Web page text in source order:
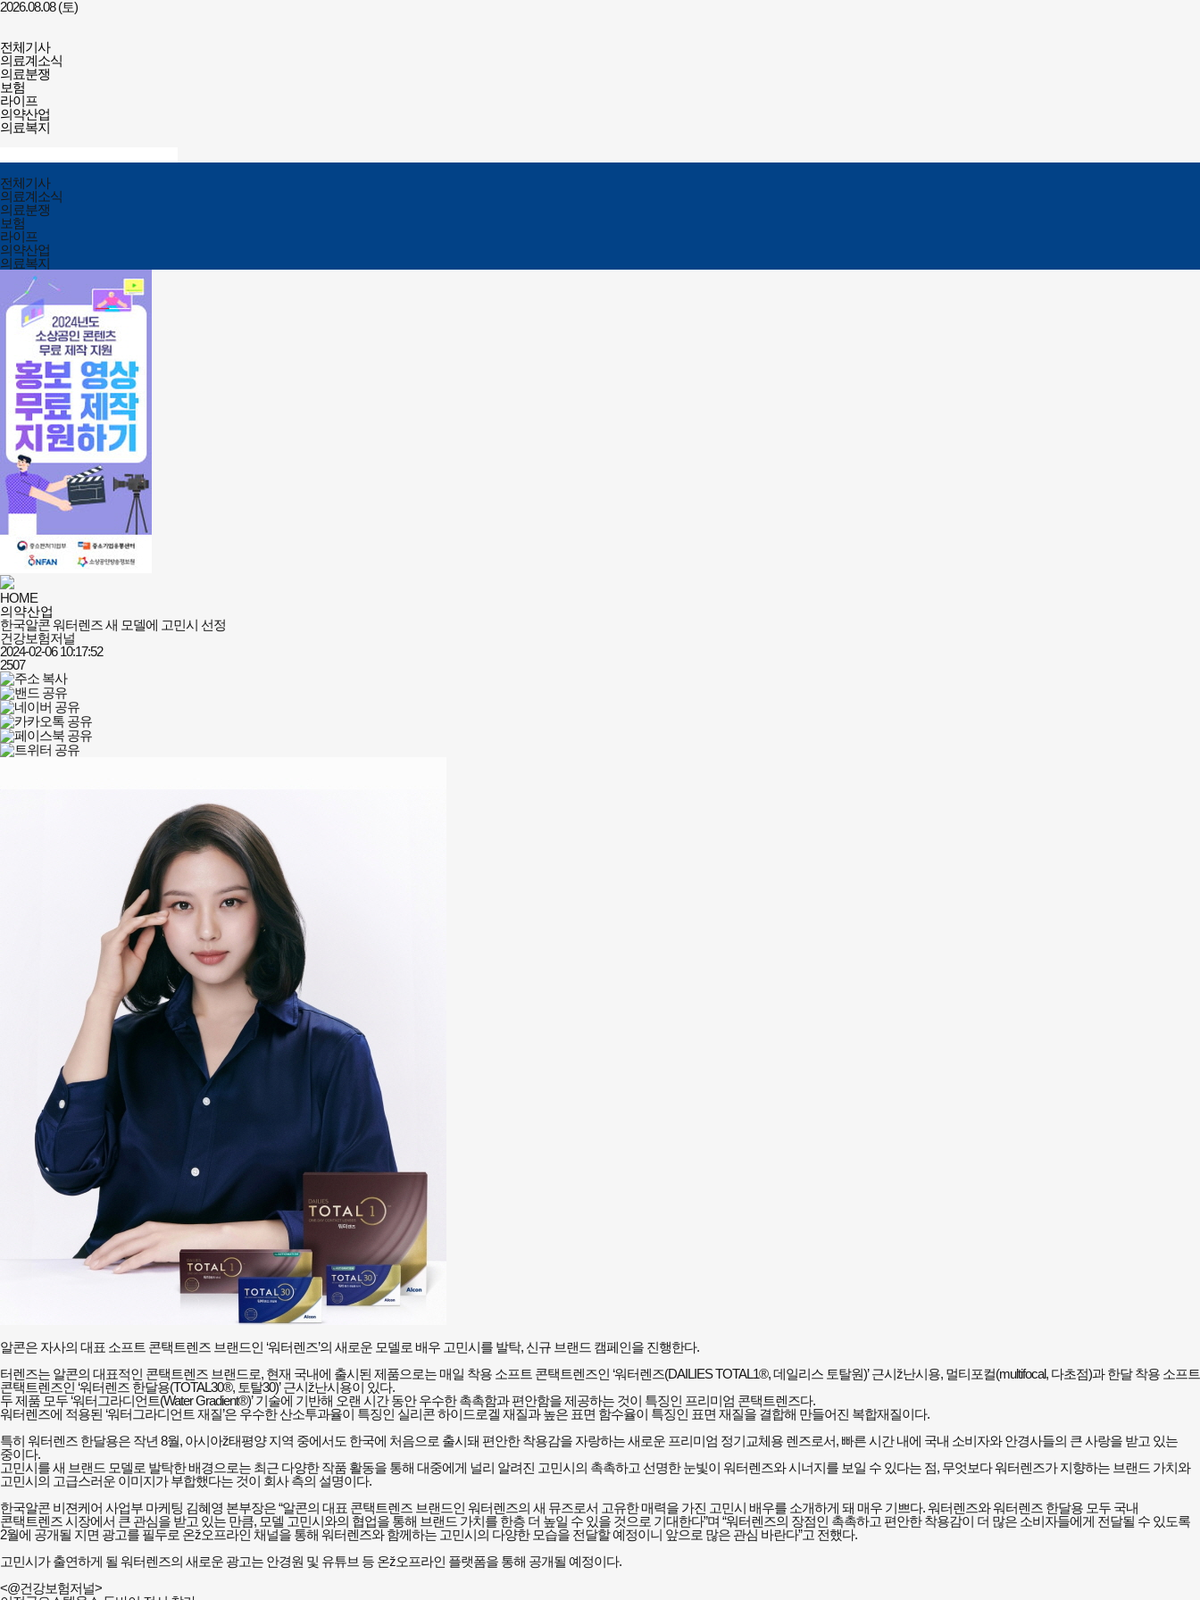
2026.08.08 (토)
필수의료배상보험
전체메뉴
열기/
닫기
전체기사
의료계소식
의료분쟁
보험
라이프
의약산업
의료복지
열기/
닫기
검색
전체메뉴
닫기
전체기사
의료계소식
의료분쟁
보험
라이프
의약산업
의료복지
HOME
의약산업
한국알콘 워터렌즈 새 모델에 고민시 선정
건강보험저널
2024-02-06 10:17:52
2507
알콘은 자사의 대표 소프트 콘택트렌즈 브랜드인 ‘워터렌즈’의 새로운 모델로 배우 고민시를 발탁, 신규 브랜드 캠페인을 진행한다.
터렌즈는 알콘의 대표적인 콘택트렌즈 브랜드로, 현재 국내에 출시된 제품으로는 매일 착용 소프트 콘택트렌즈인 ‘워터렌즈(DAILIES TOTAL1®, 데일리스 토탈원)’ 근시ž난시용, 멀티포컬(multifocal, 다초점)과 한달 착용 소프트
콘택트렌즈인 ‘워터렌즈 한달용(TOTAL30®, 토탈30)’ 근시ž난시용이 있다.
두 제품 모두 ‘워터그라디언트(Water Gradient®)’ 기술에 기반해 오랜 시간 동안 우수한 촉촉함과 편안함을 제공하는 것이 특징인 프리미엄 콘택트렌즈다.
워터렌즈에 적용된 ‘워터그라디언트 재질’은 우수한 산소투과율이 특징인 실리콘 하이드로겔 재질과 높은 표면 함수율이 특징인 표면 재질을 결합해 만들어진 복합재질이다.
특히 워터렌즈 한달용은 작년 8월, 아시아ž태평양 지역 중에서도 한국에 처음으로 출시돼 편안한 착용감을 자랑하는 새로운 프리미엄 정기교체용 렌즈로서, 빠른 시간 내에 국내 소비자와 안경사들의 큰 사랑을 받고 있는
중이다.
고민시를 새 브랜드 모델로 발탁한 배경으로는 최근 다양한 작품 활동을 통해 대중에게 널리 알려진 고민시의 촉촉하고 선명한 눈빛이 워터렌즈와 시너지를 보일 수 있다는 점, 무엇보다 워터렌즈가 지향하는 브랜드 가치와
고민시의 고급스러운 이미지가 부합했다는 것이 회사 측의 설명이다.
한국알콘 비젼케어 사업부 마케팅 김혜영 본부장은 “알콘의 대표 콘택트렌즈 브랜드인 워터렌즈의 새 뮤즈로서 고유한 매력을 가진 고민시 배우를 소개하게 돼 매우 기쁘다. 워터렌즈와 워터렌즈 한달용 모두 국내
콘택트렌즈 시장에서 큰 관심을 받고 있는 만큼, 모델 고민시와의 협업을 통해 브랜드 가치를 한층 더 높일 수 있을 것으로 기대한다”며 “워터렌즈의 장점인 촉촉하고 편안한 착용감이 더 많은 소비자들에게 전달될 수 있도록
2월에 공개될 지면 광고를 필두로 온ž오프라인 채널을 통해 워터렌즈와 함께하는 고민시의 다양한 모습을 전달할 예정이니 앞으로 많은 관심 바란다”고 전했다.
고민시가 출연하게 될 워터렌즈의 새로운 광고는 안경원 및 유튜브 등 온ž오프라인 플랫폼을 통해 공개될 예정이다.
<@건강보험저널>